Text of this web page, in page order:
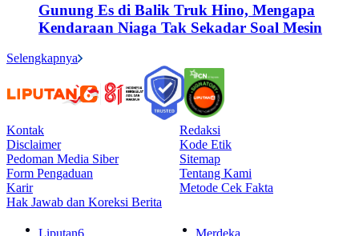
Gunung Es di Balik Truk Hino, Mengapa
Kendaraan Niaga Tak Sekadar Soal Mesin
Selengkapnya
Kontak
Redaksi
Disclaimer
Kode Etik
Pedoman Media Siber
Sitemap
Form Pengaduan
Tentang Kami
Karir
Metode Cek Fakta
Hak Jawab dan Koreksi Berita